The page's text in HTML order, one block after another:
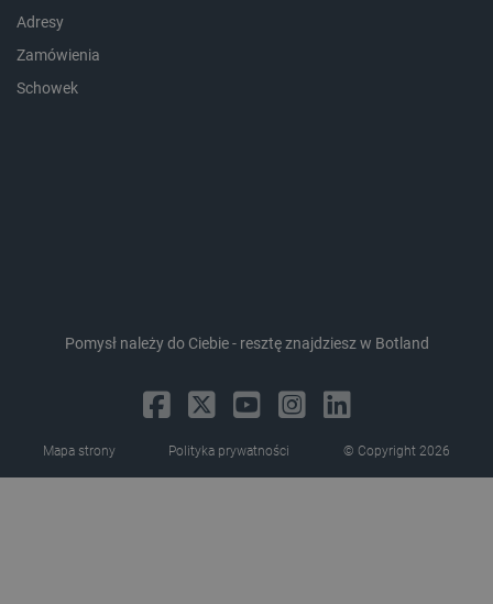
Adresy
Zamówienia
Schowek
Pomysł należy do Ciebie - resztę znajdziesz w Botland
Mapa strony Polityka prywatności © Copyright 2026